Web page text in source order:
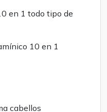
en 1 todo tipo de
10 en 1
cabellos